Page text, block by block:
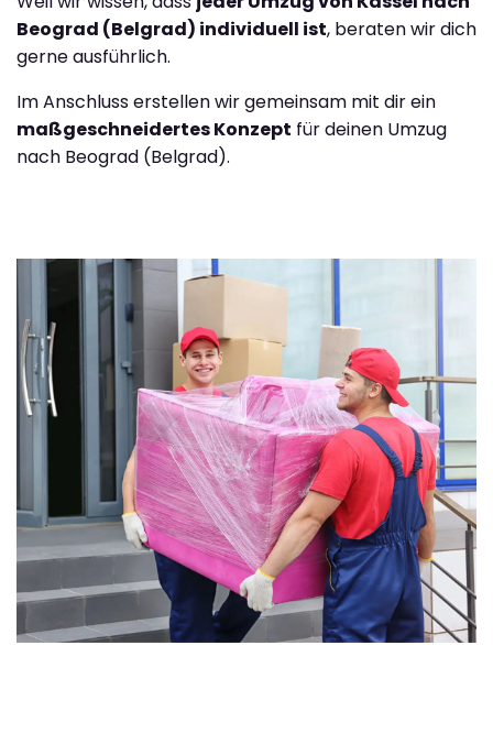
Beograd (Belgrad) individuell ist, beraten wir dich
gerne ausführlich.
Im Anschluss erstellen wir gemeinsam mit dir ein
maßgeschneidertes Konzept für deinen Umzug
nach Beograd (Belgrad).